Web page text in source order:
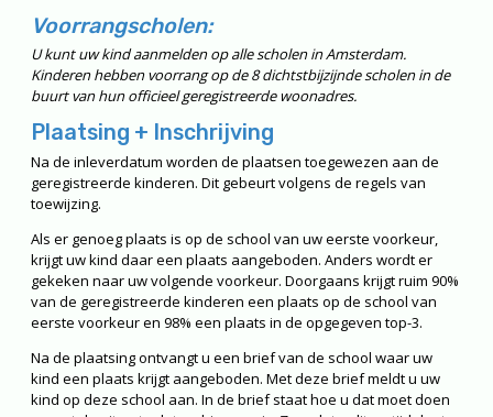
Voorrangscholen:
U kunt uw kind aanmelden op alle scholen in Amsterdam.
Kinderen hebben voorrang op de 8 dichtstbijzijnde scholen in de
buurt van hun officieel geregistreerde woonadres.
Plaatsing + Inschrijving
Na de inleverdatum worden de plaatsen toegewezen aan de
geregistreerde kinderen. Dit gebeurt volgens de regels van
toewijzing.
Als er genoeg plaats is op de school van uw eerste voorkeur,
krijgt uw kind daar een plaats aangeboden. Anders wordt er
gekeken naar uw volgende voorkeur. Doorgaans krijgt ruim 90%
van de geregistreerde kinderen een plaats op de school van
eerste voorkeur en 98% een plaats in de opgegeven top-3.
Na de plaatsing ontvangt u een brief van de school waar uw
kind een plaats krijgt aangeboden. Met deze brief meldt u uw
kind op deze school aan. In de brief staat hoe u dat moet doen